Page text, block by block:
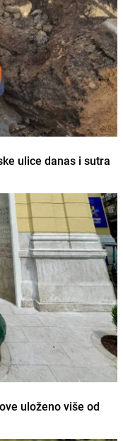
ulice danas i sutra
uloženo više od